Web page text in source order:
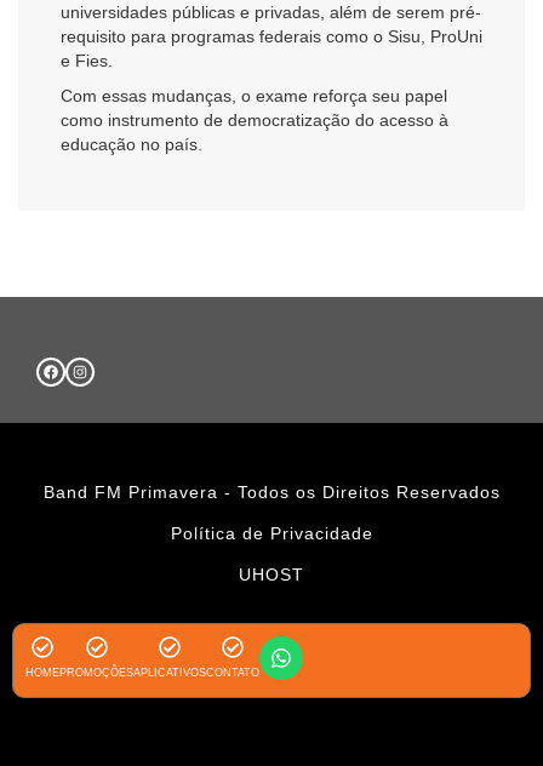
universidades públicas e privadas, além de serem pré-
requisito para programas federais como o Sisu, ProUni
e Fies.
Com essas mudanças, o exame reforça seu papel
como instrumento de democratização do acesso à
educação no país.
Band FM Primavera - Todos os Direitos Reservados
Política de Privacidade
UHOST
HOMEPROMOÇÕESAPLICATIVOSCONTATO